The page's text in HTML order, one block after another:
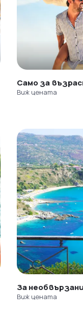
Само за
Виж цената
За
Виж цената